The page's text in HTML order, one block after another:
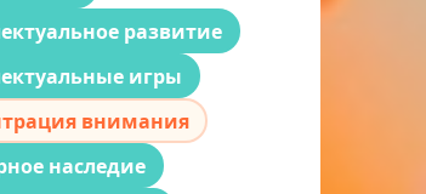
развитие
игры
внимания
наследие